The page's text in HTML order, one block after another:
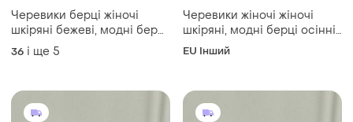
Черевики берці жіночі
шкіряні бежеві, модні берці
осінні шкіра, черевики
жіночі беж з натуральної шк
36 і ще 5
Черевики жіночі жіночі
шкіряні, модні берці осінні
шкіра черевики з
EU Інший